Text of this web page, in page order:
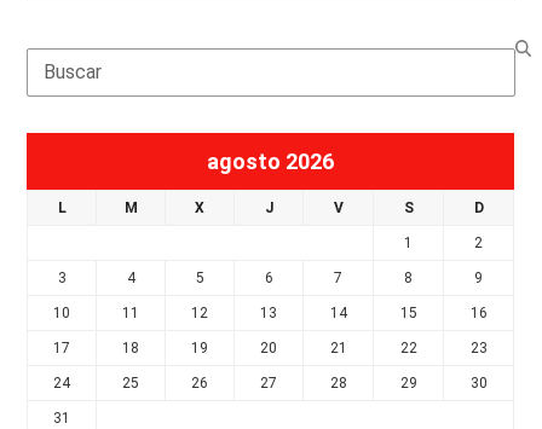
Search
agosto 2026
L M X J V S D
1 2
3 4 5 6 7 8 9
10 11 12 13 14 15 16
17 18 19 20 21 22 23
24 25 26 27 28 29 30
31